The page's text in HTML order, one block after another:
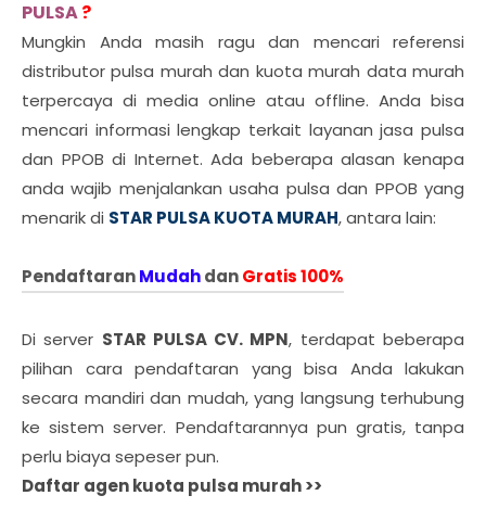
PULSA?
Mungkin Anda masih ragu dan mencari referensi
distributor pulsa murah dan kuota murah data murah
terpercaya di media online atau offline. Anda bisa
mencari informasi lengkap terkait layanan jasa pulsa
dan PPOB di Internet. Ada beberapa alasan kenapa
anda wajib menjalankan usaha pulsa dan PPOB yang
menarik di STAR PULSA KUOTA MURAH, antara lain:
PendaftaranMudahdanGratis 100%
Di server STAR PULSA CV. MPN, terdapat beberapa
pilihan cara pendaftaran yang bisa Anda lakukan
secara mandiri dan mudah, yang langsung terhubung
ke sistem server. Pendaftarannya pun gratis, tanpa
perlu biaya sepeser pun.
Daftar agen kuota pulsa murah >>